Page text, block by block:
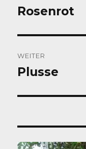
Vorheriger
Rosenrot
WEITER
Nächster
Plusse